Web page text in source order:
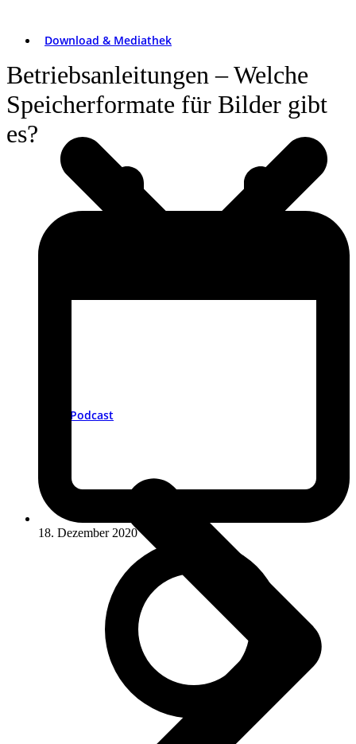
Download & Mediathek
Podcast
Betriebsanleitungen – Welche
Speicherformate für Bilder gibt
es?
18. Dezember 2020